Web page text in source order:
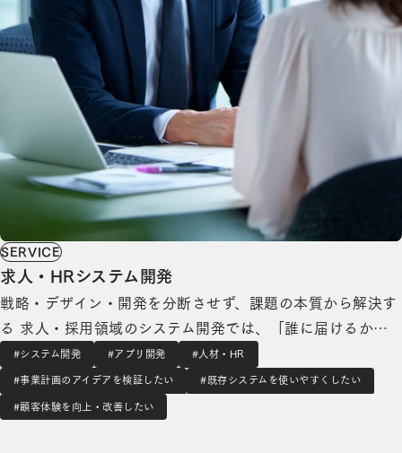
SERVICE
求人・HRシステム開発
戦略・デザイン・開発を分断させず、課題の本質から解決す
る 求人・採用領域のシステム開発では、「誰に届けるか」
という戦略と「どう届けるか」という技術の両方が求められ
ます。しかし多くの場合、戦略はコンサルティング会社、デ
ザインはデザイン会社、開発は開発会社と分断され、情報が
#システム開発 #アプリ開発 #人材・HR
#事業計画のアイデアを検証したい #既存システムを使いやすくしたい
#顧客体験を向上・改善したい